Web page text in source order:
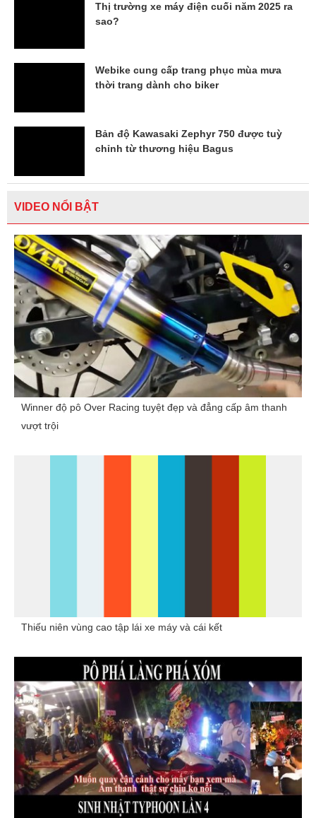
Thị trường xe máy điện cuối năm 2025 ra
sao?
Webike cung cấp trang phục mùa mưa
thời trang dành cho biker
Bản độ Kawasaki Zephyr 750 được tuỳ
chỉnh từ thương hiệu Bagus
VIDEO NỔI BẬT
Winner độ pô Over Racing tuyệt đẹp và đẳng cấp âm thanh
vượt trội
Thiếu niên vùng cao tập lái xe máy và cái kết